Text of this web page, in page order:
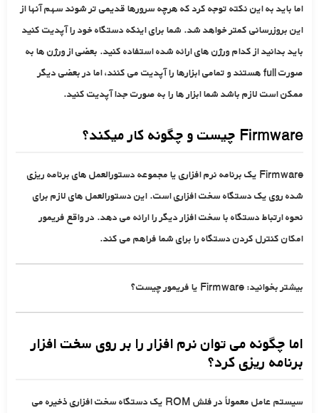
اما باید به این نکته توجه کرد که هرچه سرورها قدیمی تر شوند سهم آنها از
این بروزرسانی کمتر خواهد شد. شما برای اینکه دستگاه خود را آپدیت کنید
باید بدانید از کدام ورژن های ارائه شده استفاده کنید. بعضی از ورژن ها به
صورت full هستند و تمامی ابزارها را آپدیت می کنند، اما در بعضی دیگر
ممکن است لازم باشد شما ابزار ها را به صورت جدا آپدیت کنید.
Firmware چیست و چگونه کار میکند؟
Firmware یک برنامه نرم افزاری یا مجموعه دستورالعمل های برنامه ریزی
شده روی یک دستگاه سخت افزاری است. این دستورالعمل های لازم برای
نحوه ارتباط دستگاه با سخت افزار دیگر را ارائه می دهد. در واقع فریمور
امکان کنترل کردن دستگاه را برای شما فراهم می کند.
بیشتر بخوانید:Firmware یا فریمور چیست؟
اما چگونه می توان نرم افزار را بر روی سخت افزار
برنامه ریزی کرد؟
سیستم عامل معمولاً در فلش ROM یک دستگاه سخت افزاری ذخیره می